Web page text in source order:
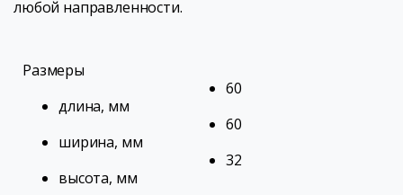
любой направленности.
Размеры
длина, мм
ширина, мм
высота, мм
60
60
32